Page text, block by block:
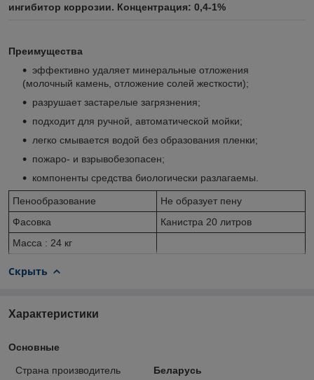
ингибитор коррозии. Концентрация: 0,4-1%
Преимущества
эффективно удаляет минеральные отложения
(молочный камень, отложение солей жесткости);
разрушает застарелые загрязнения;
подходит для ручной, автоматической мойки;
легко смывается водой без образования пленки;
пожаро- и взрывобезопасен;
компоненты средства биологически разлагаемы.
Пенообразование
Не образует пену
Фасовка
Канистра 20 литров
Масса : 24 кг
Скрыть
Характеристики
Основные
Страна производитель
Беларусь